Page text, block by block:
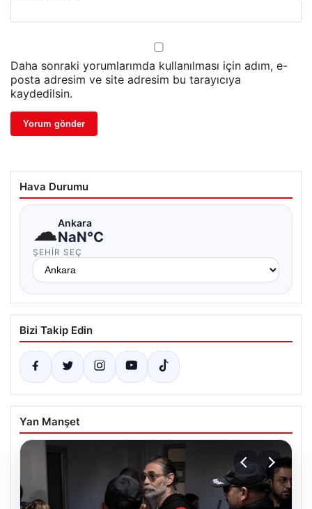
Daha sonraki yorumlarımda kullanılması için adım, e-
posta adresim ve site adresim bu tarayıcıya
kaydedilsin.
Hava Durumu
☁Ankara
NaN°C
ŞEHIR SEÇ
Bizi Takip Edin
Yan Manşet